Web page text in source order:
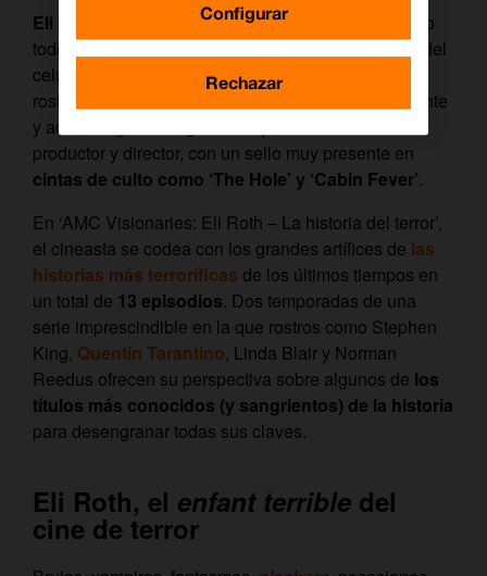
Eli Roth
, que desde su más tierna infancia ha vivido
todo un idilio con el lado más perverso y terrorífico del
celuloide, se ha convertido en uno de los grandes
rostros del terror del siglo XXI. Primero como figurante
y actor, luego como guionista y, más tarde como
productor y director, con un sello muy presente en
cintas de culto como ‘The Hole’ y ‘Cabin Fever’.
En ‘AMC Visionaries: Eli Roth – La historia del terror’,
el cineasta se codea con los grandes artífices de las
historias más terroríficas de los últimos tiempos en
un total de 13 episodios. Dos temporadas de una
serie imprescindible en la que rostros como Stephen
King, Quentin Tarantino, Linda Blair y Norman
Reedus ofrecen su perspectiva sobre algunos de los
títulos más conocidos (y sangrientos) de la historia
para desengranar todas sus claves.
Eli Roth, el enfant terrible del
cine de terror
Configurar
Rechazar